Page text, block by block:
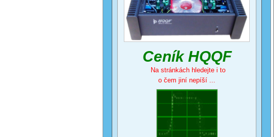
Ceník HQQF
Na stránkách hledejte i to
o čem jiní nepíší ...